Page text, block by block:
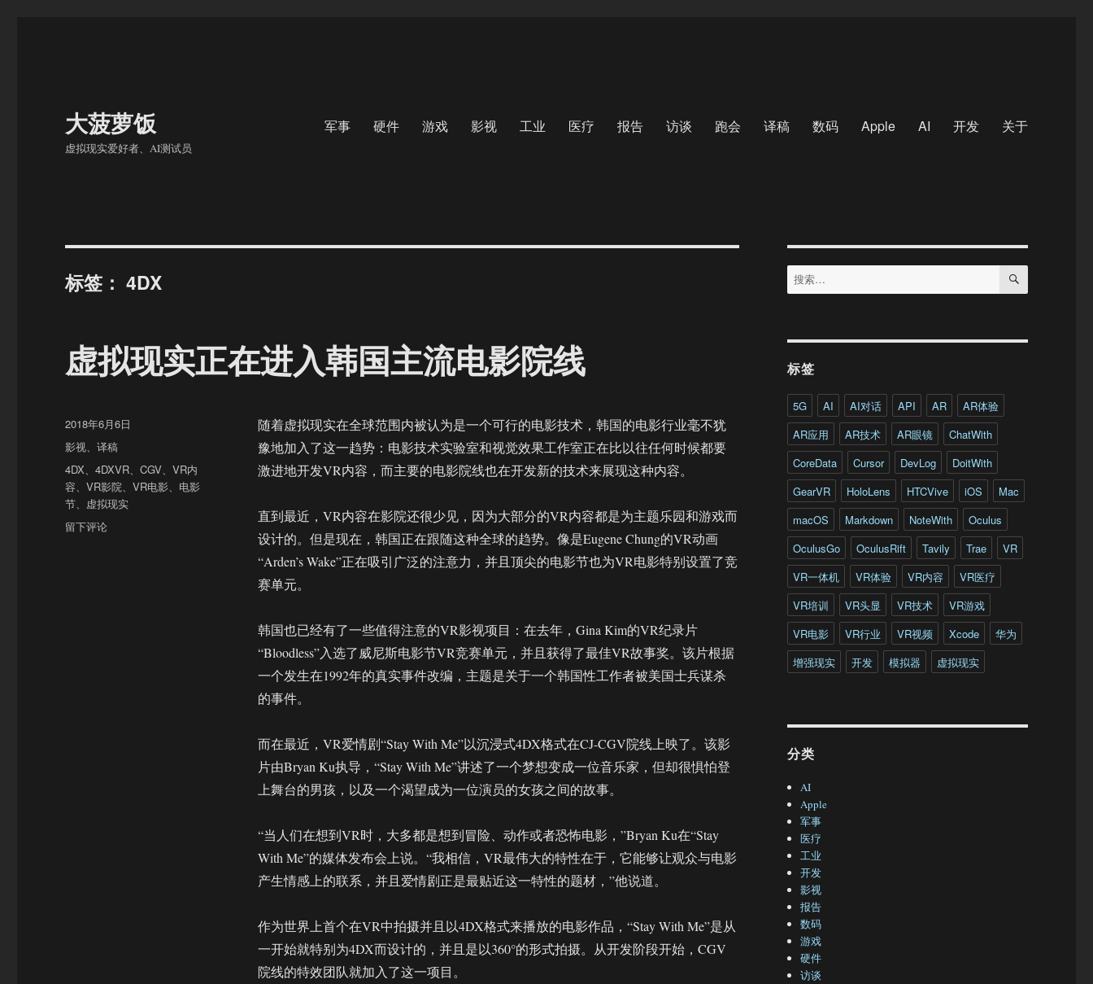
大菠萝饭
虚拟现实爱好者、AI测试员
军事 硬件 游戏 影视 工业 医疗 报告 访谈 跑会 译稿 数码 Apple AI 开发 关于
标签：4DX
虚拟现实正在进入韩国主流电影院线
随着虚拟现实在全球范围内被认为是一个可行的电影技术，韩国的电影行业毫不犹
豫地加入了这一趋势：电影技术实验室和视觉效果工作室正在比以往任何时候都要
激进地开发VR内容，而主要的电影院线也在开发新的技术来展现这种内容。
直到最近，VR内容在影院还很少见，因为大部分的VR内容都是为主题乐园和游戏而
设计的。但是现在，韩国正在跟随这种全球的趋势。像是Eugene Chung的VR动画
“Arden’s Wake”正在吸引广泛的注意力，并且顶尖的电影节也为VR电影特别设置了竞
赛单元。
韩国也已经有了一些值得注意的VR影视项目：在去年，Gina Kim的VR纪录片
“Bloodless”入选了威尼斯电影节VR竞赛单元，并且获得了最佳VR故事奖。该片根据
一个发生在1992年的真实事件改编，主题是关于一个韩国性工作者被美国士兵谋杀
的事件。
而在最近，VR爱情剧“Stay With Me”以沉浸式4DX格式在CJ-CGV院线上映了。该影
片由Bryan Ku执导，“Stay With Me”讲述了一个梦想变成一位音乐家，但却很惧怕登
上舞台的男孩，以及一个渴望成为一位演员的女孩之间的故事。
“当人们在想到VR时，大多都是想到冒险、动作或者恐怖电影，”Bryan Ku在“Stay
With Me”的媒体发布会上说。“我相信，VR最伟大的特性在于，它能够让观众与电影
产生情感上的联系，并且爱情剧正是最贴近这一特性的题材，”他说道。
作为世界上首个在VR中拍摄并且以4DX格式来播放的电影作品，“Stay With Me”是从
一开始就特别为4DX而设计的，并且是以360°的形式拍摄。从开发阶段开始，CGV
院线的特效团队就加入了这一项目。
发
布
于
2018年6月6日
分
类
影视、译稿
标
签
4DX、4DXVR、CGV、VR内
容、VR影院、VR电影、 电影
节、 虚拟现实
于
留下评论
搜
索：
搜
标签
5G AI AI对话 API AR
AR体验
AR应用
AR技术 AR眼镜
ChatWith
CoreData
Cursor DevLog
DoitWith
GearVR
HoloLens HTCVive iOS
Mac
macOS
Markdown NoteWith
Oculus
OculusGo
OculusRift Tavily Trae
VR
VR一体机
VR体验 VR内容
VR医疗
VR培训
VR头显 VR技术
VR游戏
VR电影
VR行业 VR视频 Xcode
华为
增强现实
开发 模拟器 虚拟现实
分类
AI
Apple
军事
医疗
工业
开发
影视
报告
数码
游戏
硬件
访谈